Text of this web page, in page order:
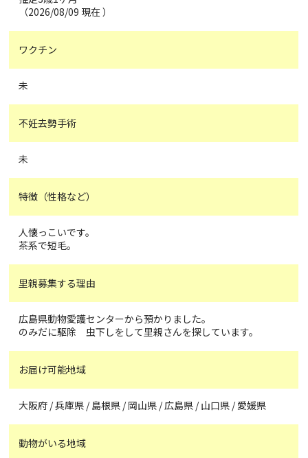
（2026/08/09 現在 ）
ワクチン
未
不妊去勢手術
未
特徴（性格など）
人懐っこいです。
茶系で短毛。
里親募集する理由
広島県動物愛護センターから預かりました。
のみだに駆除 虫下しをして里親さんを探しています。
お届け可能地域
大阪府 / 兵庫県 / 島根県 / 岡山県 / 広島県 / 山口県 / 愛媛県
動物がいる地域